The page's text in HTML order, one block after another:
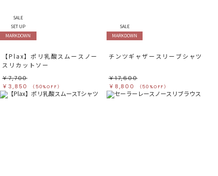
SALE
SET UP
MARKDOWN
【Plax】ポリ乳酸スムースノー
スリカットソー
￥7,700
￥3,850
（50%OFF）
SALE
MARKDOWN
チンツギャザースリーブシャツ
￥17,600
￥8,800
（50%OFF）